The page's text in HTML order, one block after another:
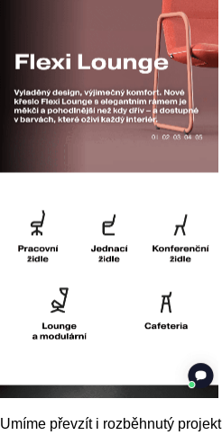
Umíme převzít i rozběhnutý projekt